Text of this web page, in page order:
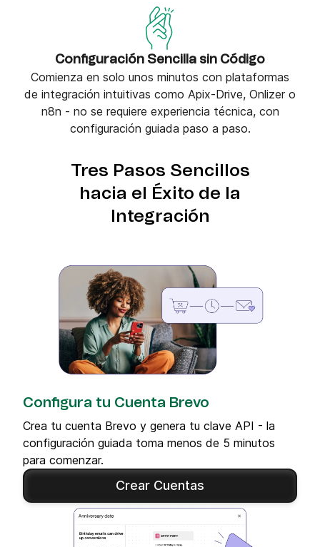
Configuración Sencilla sin Código
Comienza en solo unos minutos con plataformas
de integración intuitivas como Apix-Drive, Onlizer o
n8n - no se requiere experiencia técnica, con
configuración guiada paso a paso.
Tres Pasos Sencillos
hacia el Éxito de la
Integración
Configura tu Cuenta Brevo
Crea tu cuenta Brevo y genera tu clave API - la
configuración guiada toma menos de 5 minutos
para comenzar.
Crear Cuentas